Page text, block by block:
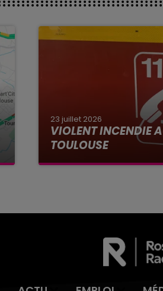
23 juillet 2026
VIOLENT INCENDIE
TOULOUSE
La Haute-Garonne